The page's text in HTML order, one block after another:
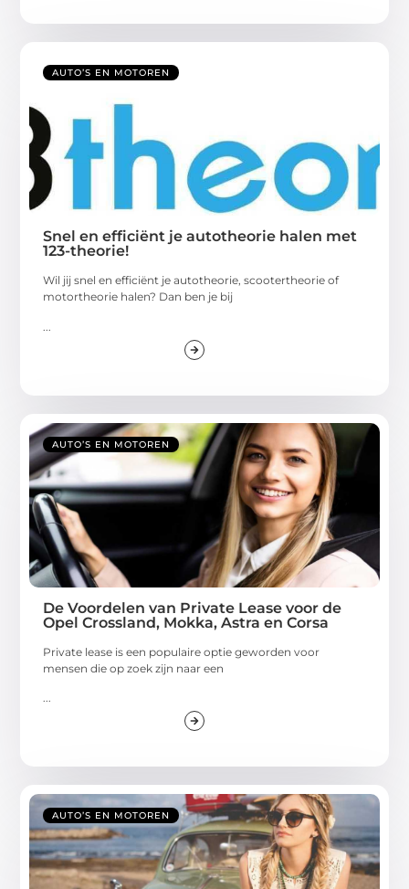
AUTO’S EN MOTOREN
Snel en efficiënt je autotheorie halen met
123-theorie!
Wil jij snel en efficiënt je autotheorie, scootertheorie of
motortheorie halen? Dan ben je bij
AUTO’S EN MOTOREN
De Voordelen van Private Lease voor de
Opel Crossland, Mokka, Astra en Corsa
Private lease is een populaire optie geworden voor
mensen die op zoek zijn naar een
...
AUTO’S EN MOTOREN